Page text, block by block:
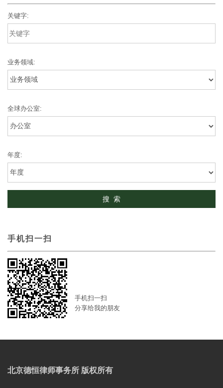
关键字:
业务领域:
全球办公室:
年度:
手机扫一扫
手机扫一扫
分享给我的朋友
北京德恒律师事务所 版权所有